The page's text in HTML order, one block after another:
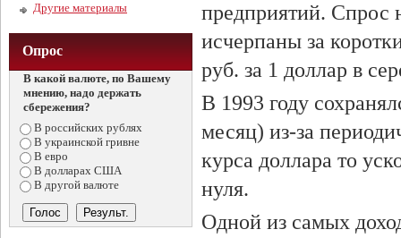
Другие материалы
Опрос
В какой валюте, по Вашему
мнению, надо держать
сбережения?
В российских рублях
В украинской гривне
В евро
В долларах США
В другой валюте
предприятий. Спрос
исчерпаны за
руб. за 1 доллар в
В 1993 году
месяц) из-за
курса доллара то
нуля.
Одной из самых